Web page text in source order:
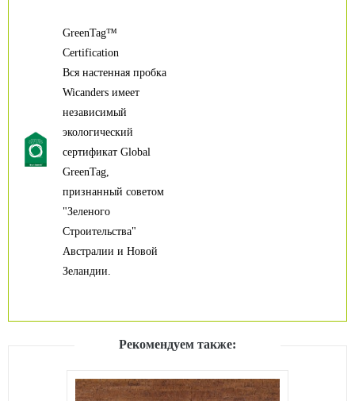
GreenTag™
Certification
Вся настенная пробка
Wicanders имеет
независимый
экологический
сертификат Global
GreenTag,
признанный советом
"Зеленого
Строительства"
Австралии и Новой
Зеландии.
Рекомендуем также: